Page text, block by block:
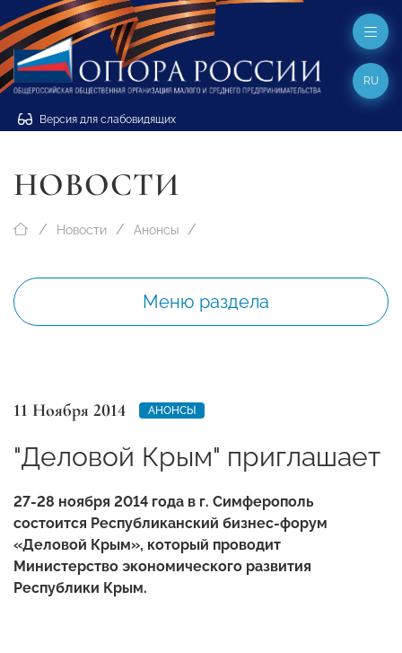
Версия для слабовидящих
RU
НОВОСТИ
Новости Анонсы
Меню раздела
11 Ноября 2014 АНОНСЫ
"Деловой Крым" приглашает
27-28 ноября 2014 года в г. Симферополь
состоится Республиканский бизнес-форум
«Деловой Крым», который проводит
Министерство экономического развития
Республики Крым.